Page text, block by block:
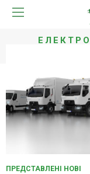
ПРЕДСТАВЛЕНІ НОВІ